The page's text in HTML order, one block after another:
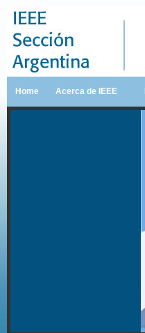
Home Acerca de IEEE